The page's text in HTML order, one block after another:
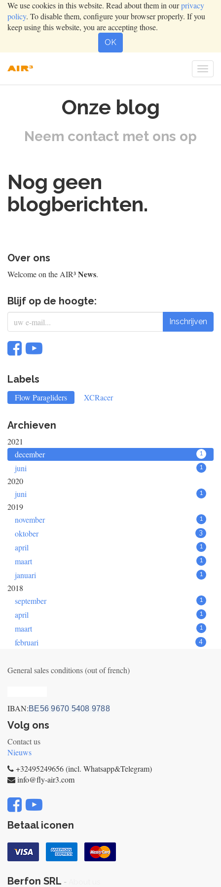
We use cookies in this website. Read about them in ourprivacy
policy. To disable them, configure your browser properly. If you
keep using this website, you are accepting those.
OK
Onze blog
Neem contact met ons op
Nog geen
blogberichten.
Over ons
Welcome on the AIR³News.
Blijf op de hoogte:
Inschrijven
Labels
Flow Paragliders XCRacer
Archieven
2021
december
1
juni 1
2020
juni
1
2019
november
1
oktober 3
april 1
maart 1
januari 1
2018
september
1
april 1
maart 1
februari 4
General sales conditions (out of french)
IBAN:BE56 9670 5408 9788
Volg ons
Contact us
Nieuws
+32495249656 (incl. Whatsapp&Telegram)
info@fly-air3.com
Betaal iconen
Berfon SRL -